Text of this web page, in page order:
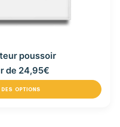
poussoir
de 24,95€
OPTIONS